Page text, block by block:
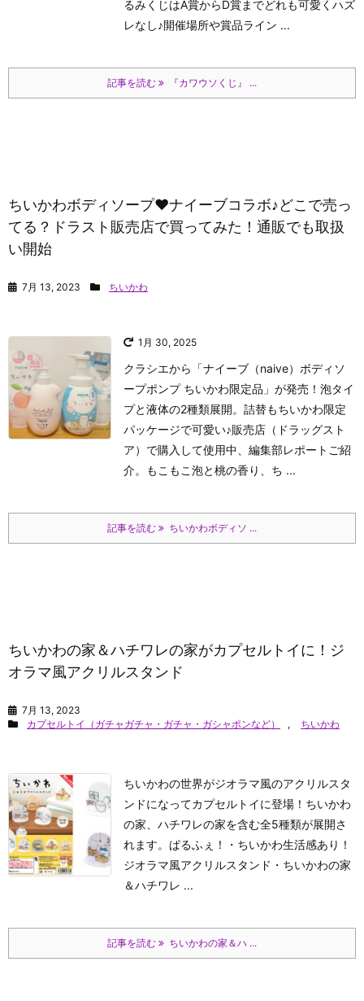
るみくじはA賞からD賞までどれも可愛くハズ
レなし♪開催場所や賞品ライン ...
記事を読む 『カワウソくじ』 ...
ちいかわボディソープ❤ナイーブコラボ♪どこで売っ
てる？ドラスト販売店で買ってみた！通販でも取扱
い開始
7月 13, 2023 ちいかわ
1月 30, 2025
クラシエから「ナイーブ（naive）ボディソ
ープポンプ ちいかわ限定品」が発売！泡タイ
プと液体の2種類展開。詰替もちいかわ限定
パッケージで可愛い♪販売店（ドラッグスト
ア）で購入して使用中、編集部レポートご紹
介。もこもこ泡と桃の香り、ち ...
記事を読む ちいかわボディソ ...
ちいかわの家＆ハチワレの家がカプセルトイに！ジ
オラマ風アクリルスタンド
7月 13, 2023
カプセルトイ（ガチャガチャ・ガチャ・ガシャポンなど）
, ちいかわ
ちいかわの世界がジオラマ風のアクリルスタ
ンドになってカプセルトイに登場！ちいかわ
の家、ハチワレの家を含む全5種類が展開さ
れます。ぱるふぇ！
・ちいかわ生活感あり！
ジオラマ風アクリルスタンド ・ちいかわの家
＆ハチワレ ...
記事を読む ちいかわの家＆ハ ...